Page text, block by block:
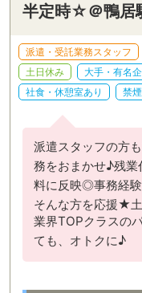
半定時☆＠鴨居
派遣・受託業務スタッフ
土日休み
大手・有名
社食・休憩室あり
禁
派遣スタッフの方
務をおまかせ♪残
料に反映◎事務経
そんな方を応援★
業界TOPクラスの
ても、オトクに♪